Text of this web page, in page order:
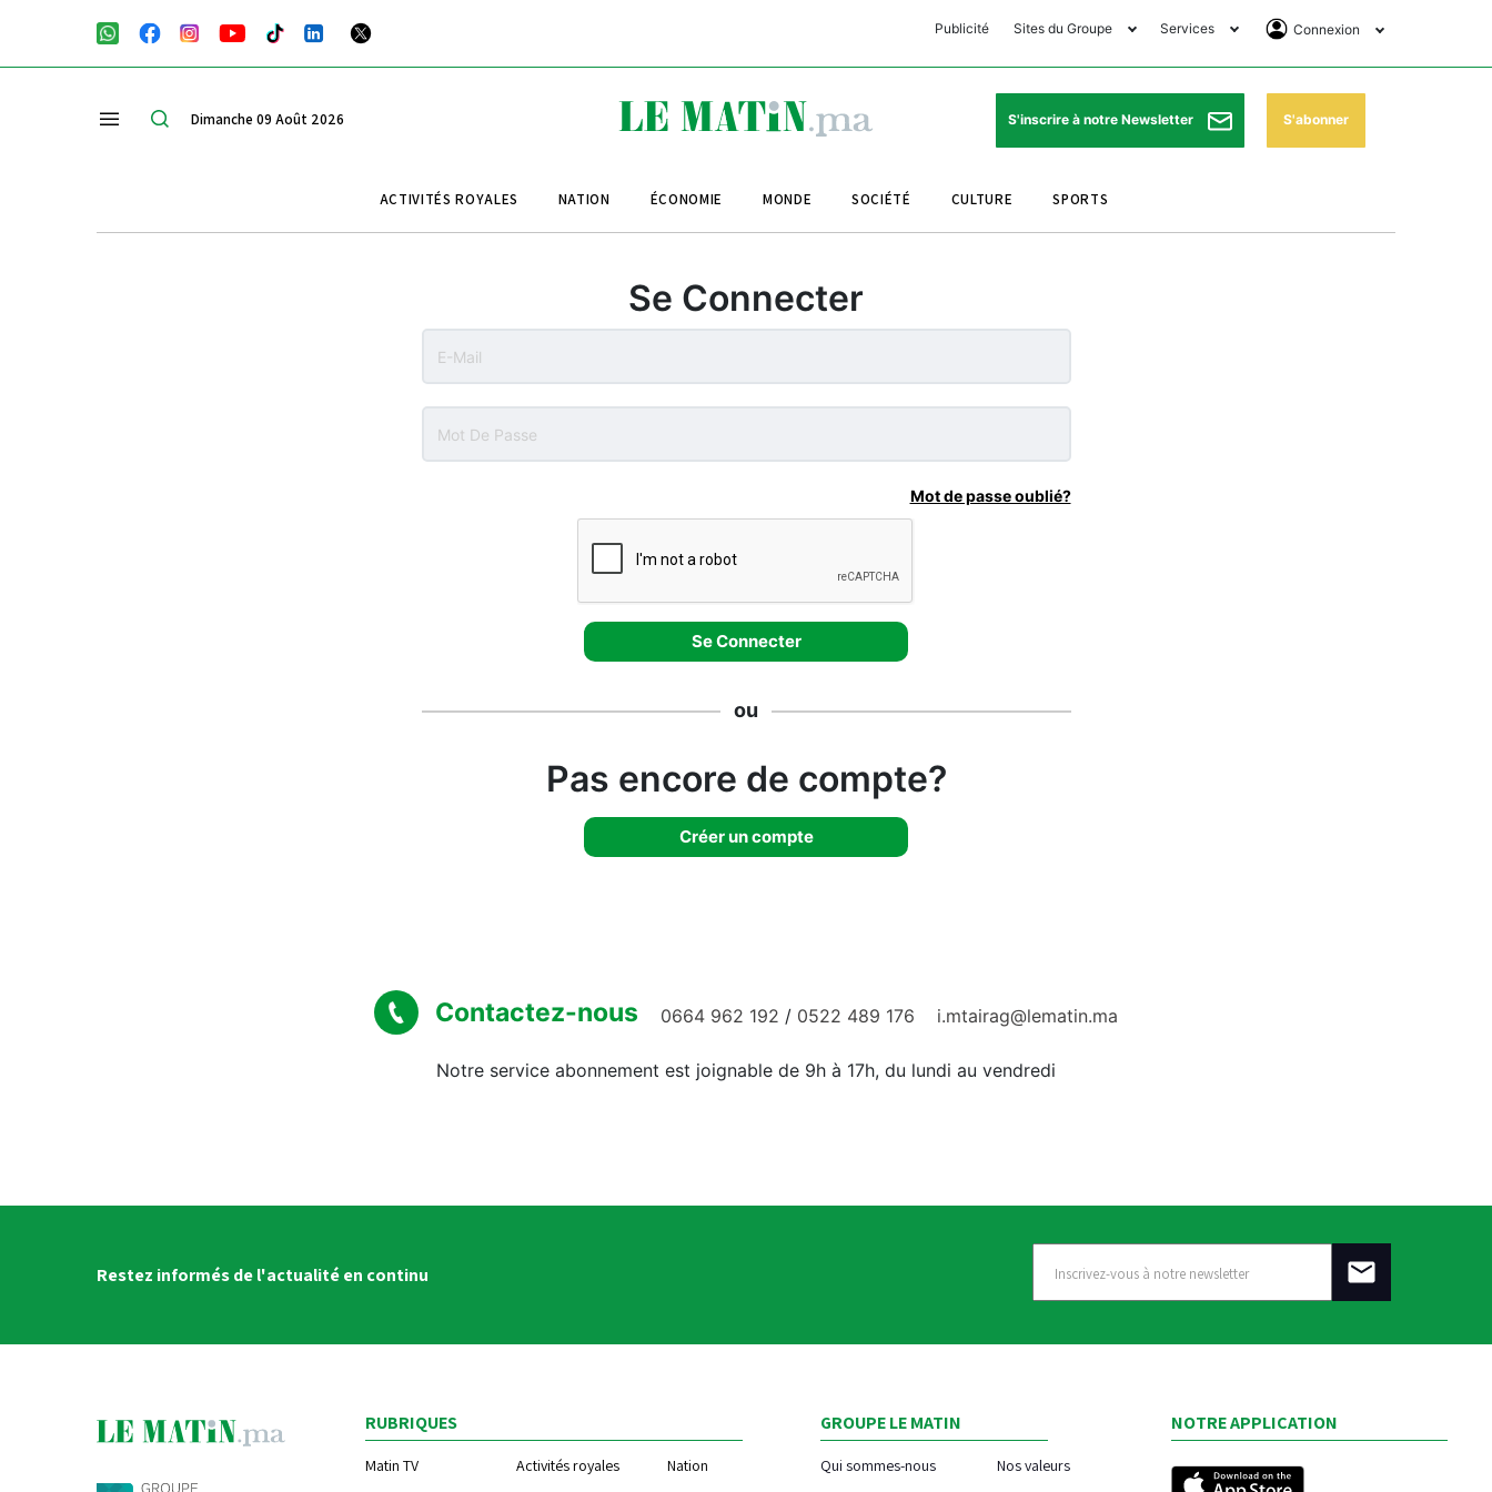
Publicité Sites du Groupe
Club Avantages
Le Matin Sports
Le Matin Store
Services
Horaires de prières
Pharmacies de garde
Programme TV
Connexion
Se Connecter
Abonnement
Dimanche 09 Août 2026 S'inscrire à notre Newsletter S'abonner
ACTIVITÉS ROYALES NATION ÉCONOMIE MONDE SOCIÉTÉ CULTURE SPORTS
Se Connecter
Mot de passe oublié?
ou
Pas encore de compte?
Créer un compte
Contactez-nous 0664 962 192 / 0522 489 176 i.mtairag@lematin.ma
Notre service abonnement est joignable de 9h à 17h, du lundi au vendredi
Restez informés de l'actualité en continu
RUBRIQUES
Matin TV Activités royales
Nation
GROUPE LE MATIN
Qui sommes-nous Nos valeurs
NOTRE APPLICATION